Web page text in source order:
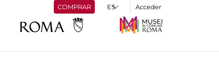
COMPRAR Acceder